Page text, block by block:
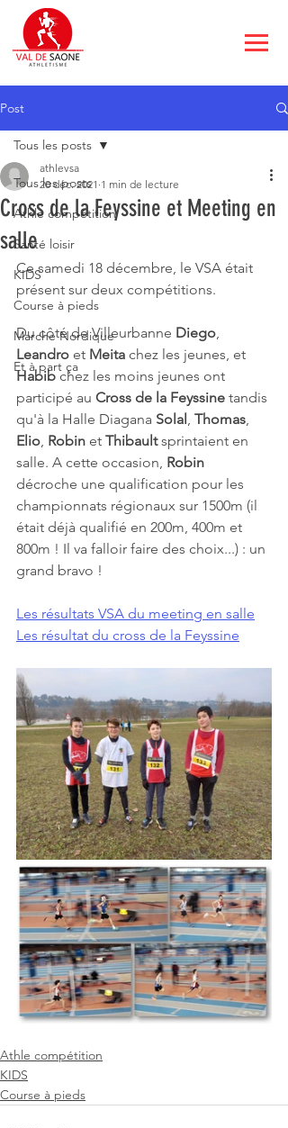
Post
Tous les posts
Athle compétition
Santé loisir
KIDS
Course à pieds
Marche Nordique
Et à part ça
Tous les posts
Cross de la Feyssine et Meeting en
salle
athlevsa
20 déc. 2021 1 min de lecture
Ce samedi 18 décembre, le VSA était
présent sur deux compétitions.
Du côté de Villeurbanne Diego,
Leandro et Meita chez les jeunes, et
Habib chez les moins jeunes ont
participé au Cross de la Feyssine tandis
qu'à la Halle Diagana Solal, Thomas,
Elio, Robin et Thibault sprintaient en
salle. A cette occasion, Robin
décroche une qualification pour les
championnats régionaux sur 1500m (il
était déjà qualifié en 200m, 400m et
800m ! Il va falloir faire des choix...) : un
grand bravo !
Les résultats VSA du meeting en salle
Les résultat du cross de la Feyssine
Athle compétition
KIDS
Course à pieds